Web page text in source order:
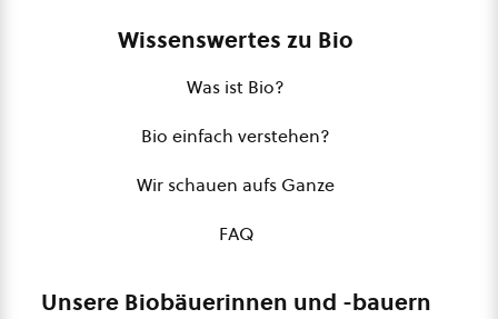
Wissenswertes zu Bio
Was ist Bio?
Bio einfach verstehen?
Wir schauen aufs Ganze
FAQ
Unsere Biobäuerinnen und -bauern